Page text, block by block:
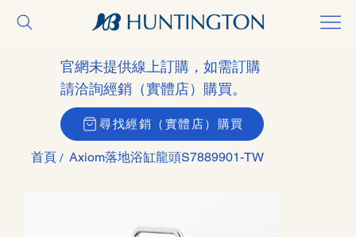
首頁 / Axiom落地浴缸龍頭S7889901-TW
官網未提供線上訂購，如需訂購
請洽詢經銷（實體店）購買。
尋找經銷（實體店）購買